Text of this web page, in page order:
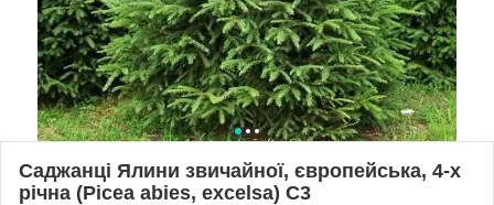
Саджанці Ялини звичайної, європейська, 4-х
річна (Picea abies, excelsa) С3